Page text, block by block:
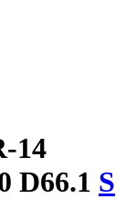
14
D66.1 S